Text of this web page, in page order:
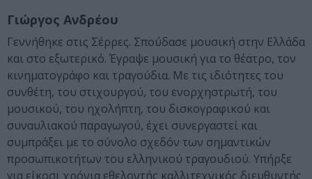
Γιώργος Ανδρέου
Γεννήθηκε στις Σέρρες. Σπούδασε μουσική στην Ελλάδα
και στο εξωτερικό. Έγραψε μουσική για το θέατρο, τον
κινηματογράφο και τραγούδια. Με τις ιδιότητες του
συνθέτη, του στιχουργού, του ενορχηστρωτή, του
μουσικού, του ηχολήπτη, του δισκογραφικού και
συναυλιακού παραγωγού, έχει συνεργαστεί και
συμπράξει με το σύνολο σχεδόν των σημαντικών
προσωπικοτήτων του ελληνικού τραγουδιού. Υπήρξε
για είκοσι χρόνια εθελοντής καλλιτεχνικός διευθυντής